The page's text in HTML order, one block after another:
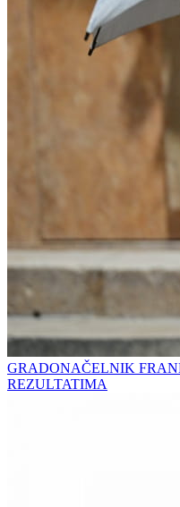
GRADONAČELNIK
REZULTATIMA